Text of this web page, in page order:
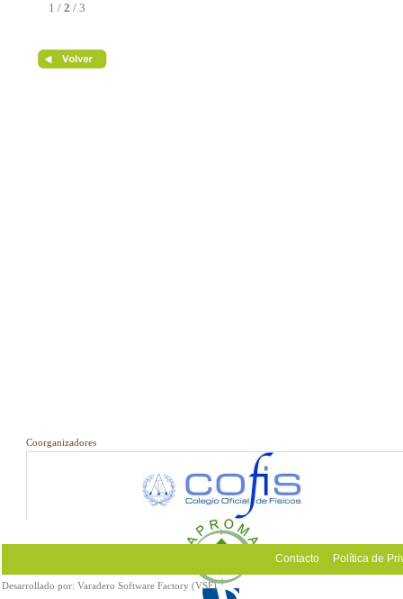
1 / 2 / 3
Coorganizadores
Contacto Política de
Desarrollado por: Varadero Software Factory (VSF)